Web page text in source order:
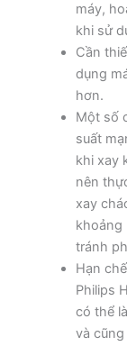
máy,
khi sử
Cần
dụng
hơn.
Một số
suất
khi xay
nên
xay
khoảng
tránh
Hạn
Philips
có thể
và